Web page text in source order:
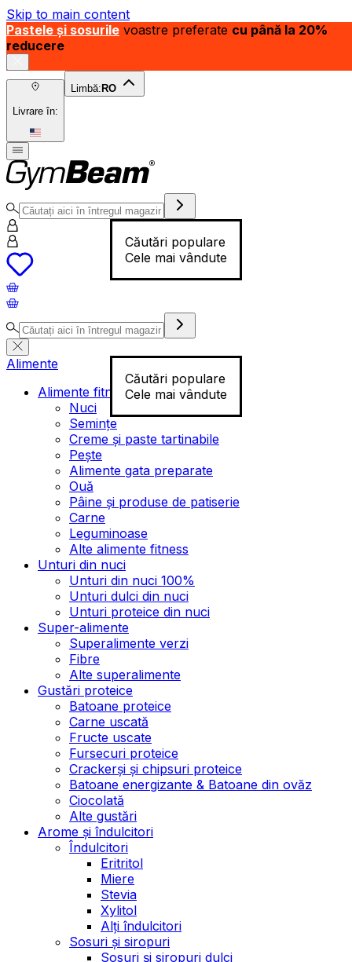
Skip to main content
Pastele și sosurile voastre preferate cu până la 20%
reducere
Livrare în:
Limbă: RO
Căutări populare
Cele mai vândute
Căutări populare
Cele mai vândute
Alimente
Alimente fitness
Nuci
Semințe
Creme și paste tartinabile
Pește
Alimente gata preparate
Ouă
Pâine și produse de patiserie
Carne
Leguminoase
Alte alimente fitness
Unturi din nuci
Unturi din nuci 100%
Unturi dulci din nuci
Unturi proteice din nuci
Super-alimente
Superalimente verzi
Fibre
Alte superalimente
Gustări proteice
Batoane proteice
Carne uscată
Fructe uscate
Fursecuri proteice
Crackerși și chipsuri proteice
Batoane energizante & Batoane din ovăz
Ciocolată
Alte gustări
Arome și îndulcitori
Îndulcitori
Eritritol
Miere
Stevia
Xylitol
Alți îndulcitori
Sosuri și siropuri
Sosuri și siropuri dulci